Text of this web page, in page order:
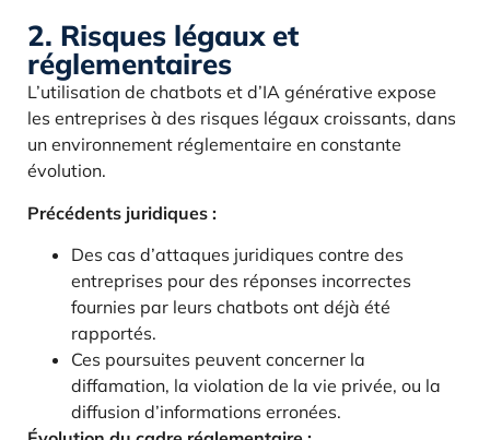
2. Risques légaux et
réglementaires
L’utilisation de chatbots et d’IA générative expose
les entreprises à des risques légaux croissants, dans
un environnement réglementaire en constante
évolution.
Précédents juridiques :
Des cas d’attaques juridiques contre des
entreprises pour des réponses incorrectes
fournies par leurs chatbots ont déjà été
rapportés.
Ces poursuites peuvent concerner la
diffamation, la violation de la vie privée, ou la
diffusion d’informations erronées.